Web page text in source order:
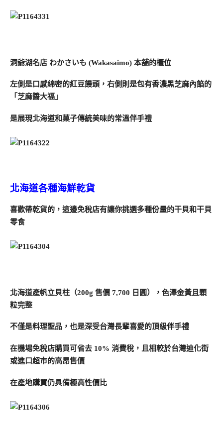
洞爺湖名店 わかさいも (Wakasaimo) 本舖的櫃位
左側是口感綿密的紅豆饅頭，右側則是包有香濃黑芝麻內餡的
「芝麻醬大福」
是展現北海道和菓子傳統美味的常溫伴手禮
北海道各種海鮮乾貨
喜歡帶乾貨的，這邊免稅店有讓你挑選多種份量的干貝和干貝
零食
北海道產帆立貝柱（200g 售價 7,700 日圓），色澤金黃且顆
粒完整
不僅是料理聖品，也是深受台灣長輩喜愛的頂級伴手禮
在機場免稅店購買可省去 10% 消費稅，且相較於台灣迪化街
或進口超市的高昂售價
在產地購買仍具備極高性價比